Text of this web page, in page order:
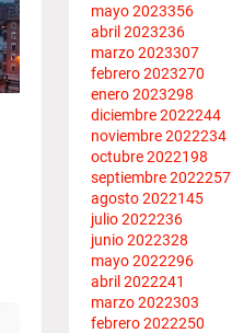
mayo 2023356
abril 2023236
marzo 2023307
febrero 2023270
enero 2023298
diciembre 2022244
noviembre 2022234
octubre 2022198
septiembre 2022257
agosto 2022145
julio 2022236
junio 2022328
mayo 2022296
abril 2022241
marzo 2022303
febrero 2022250